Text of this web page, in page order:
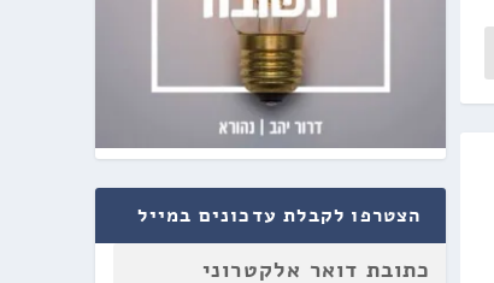
הצטרפו לקבלת עדכונים במייל